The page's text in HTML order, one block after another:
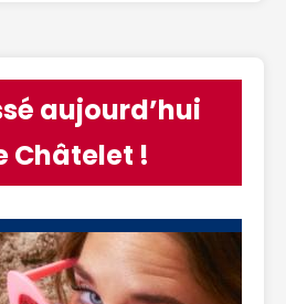
aujourd’hui
Châtelet !